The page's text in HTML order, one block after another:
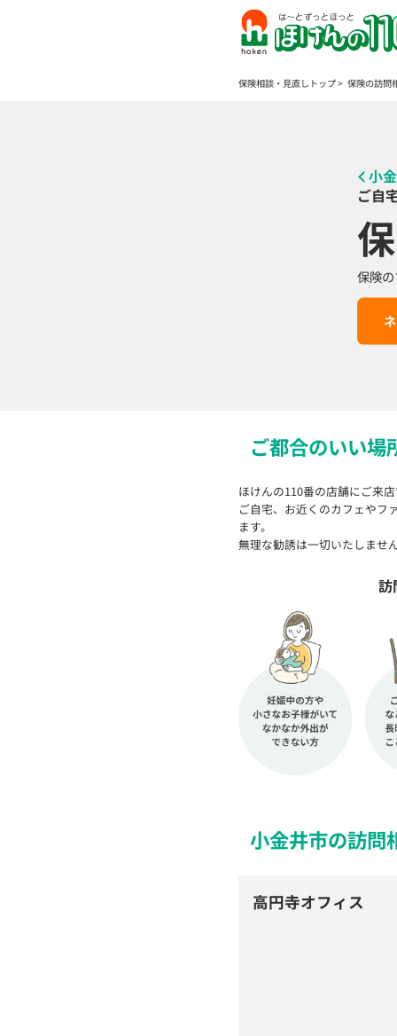
保険相談・見直しトップ 保険の訪問
小
ご自
保険
ご都合のいい場
ほけんの110番の店舗にご来
ご自宅、お近くのカフェやフ
ます。
無理な勧誘は一切いたしませ
訪
小金井市の訪問
高円寺オフィス